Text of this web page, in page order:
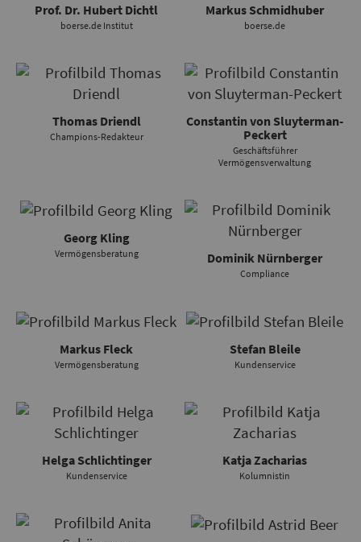
Prof. Dr. Hubert Dichtl
boerse.de Institut
Markus Schmidhuber
boerse.de
Thomas Driendl
Champions-Redakteur
Constantin von Sluyterman-
Peckert
Geschäftsführer
Vermögensverwaltung
Georg Kling
Vermögensberatung Dominik Nürnberger
Compliance
Markus Fleck
Vermögensberatung
Stefan Bleile
Kundenservice
Helga Schlichtinger
Kundenservice
Katja Zacharias
Kolumnistin